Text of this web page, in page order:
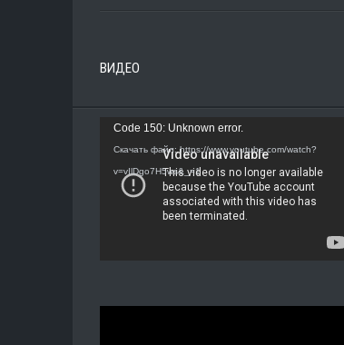
ВИДЕО
Видеоплеер
Code 150: Unknown error.
Скачать файл: https://www.youtube.com/watch?
v=vIlDgo7H5ws&_=1